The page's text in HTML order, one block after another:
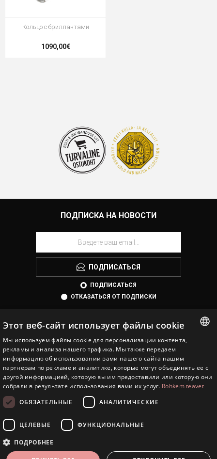
Кольцо с бриллантами
1090,00€
ПОДПИСКА НА НОВОСТИ
ПОДПИСАТЬСЯ
ПОДПИСАТЬСЯ
ОТКАЗАТЬСЯ ОТ ПОДПИСКИ
EESTI JUVEEL
ИНФОРМАЦИЯ
СЕРВИСЫ
ЛИЧНЫЙ КАБИНЕТ
ENGLISH
RUSSIAN
Этот веб-сайт использует файлы cookie
Мы используем файлы cookie для персонализации контента,
рекламы и анализа нашего трафика. Мы также передаем
информацию об использовании вами нашего сайта нашим
партнерам по рекламе и аналитике, которые могут объединять ее с
другой информацией, которую вы им предоставили или которую они
собрали в результате использования вами их услуг. Rohkem teavet
ОБЯЗАТЕЛЬНЫЕ
АНАЛИТИЧЕСКИЕ
ЦЕЛЕВЫЕ ФУНКЦИОНАЛЬНЫЕ
ПОДРОБНЕЕ